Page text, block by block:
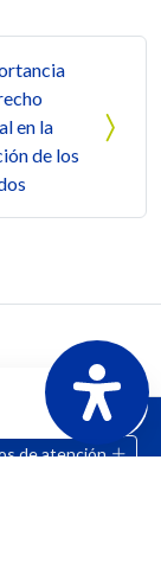
en la
de los
de atención